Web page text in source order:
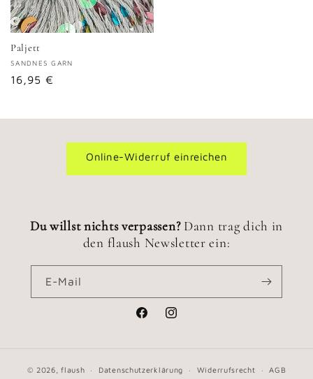
Paljett
Anbieter:
SANDNES GARN
Normaler
16,95 €
Online-Widerruf einreichen
Du willst nichts verpassen? Dann trag dich in
den flaush Newsletter ein:
E-Mail
FacebookInstagram
© 2026,flaush Datenschutzerklärung Widerrufsrecht AGB